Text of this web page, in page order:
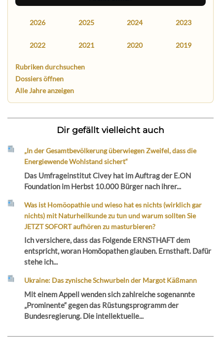
2026 2025 2024 2023
2022 2021 2020 2019
Rubriken durchsuchen
Dossiers öffnen
Alle Jahre anzeigen
Dir gefällt vielleicht auch
„In der Gesamtbevölkerung überwiegen Zweifel, dass die
Energiewende Wohlstand sichert“
Das Umfrageinstitut Civey hat im Auftrag der E.ON
Foundation im Herbst 10.000 Bürger nach ihrer...
Was ist Homöopathie und wieso hat es nichts (wirklich gar
nichts) mit Naturheilkunde zu tun und warum sollten Sie
JETZT SOFORT aufhören zu masturbieren?
Ich versichere, dass das Folgende ERNSTHAFT dem
entspricht, woran Homöopathen glauben. Ernsthaft. Dafür
stehe ich...
Ukraine: Das zynische Schwurbeln der Margot Käßmann
Mit einem Appell wenden sich zahlreiche sogenannte
„Prominente“ gegen das Rüstungsprogramm der
Bundesregierung. Die intellektuelle...